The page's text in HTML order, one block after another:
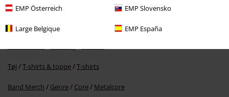
EMP Österreich EMP Slovensko
Large Belgique EMP España
More categories. More options.
Nyheder Tøj T-shirts & toppe T-shirts
Tøj T-shirts & toppe T-shirts
Band Merch Genre Core Metalcore